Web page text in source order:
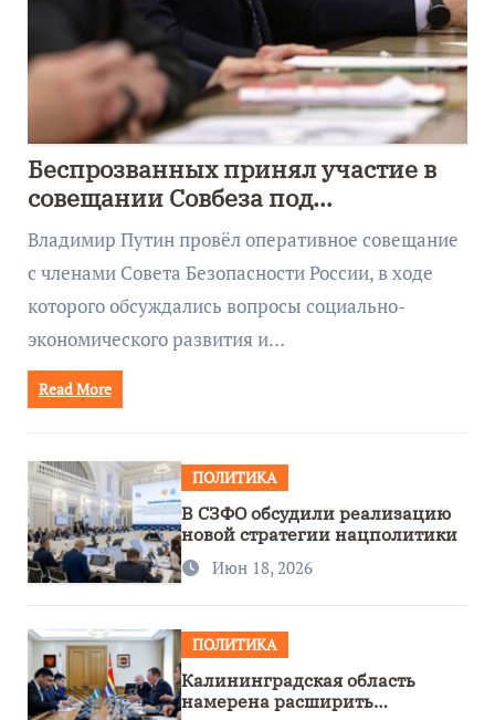
Беспрозванных принял участие в
совещании Совбеза под
руководством Путина
Владимир Путин провёл оперативное совещание
с членами Совета Безопасности России, в ходе
которого обсуждались вопросы социально-
экономического развития и…
Read More
ПОЛИТИКА
В СЗФО обсудили реализацию
новой стратегии нацполитики
Июн 18, 2026
ПОЛИТИКА
Калининградская область
намерена расширить